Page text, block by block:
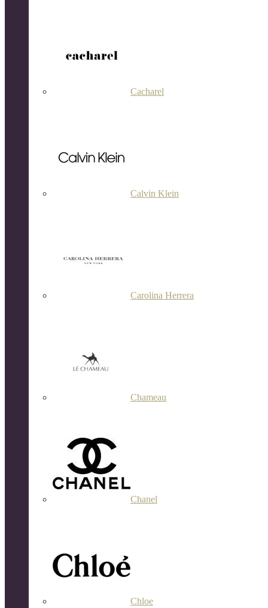
Cacharel
Calvin Klein
Carolina Herrera
Chameau
Chanel
Chloe